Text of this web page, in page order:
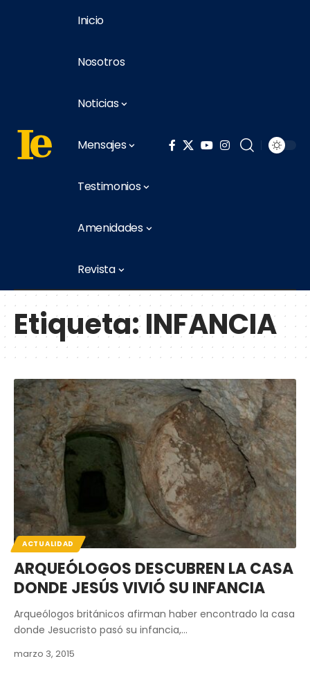
Inicio
Nosotros
Noticias
Mensajes
Testimonios
Amenidades
Revista
Etiqueta:INFANCIA
ACTUALIDAD
ARQUEÓLOGOS DESCUBREN LA CASA
DONDE JESÚS VIVIÓ SU INFANCIA
Arqueólogos británicos afirman haber encontrado la casa
donde Jesucristo pasó su infancia,…
marzo 3, 2015